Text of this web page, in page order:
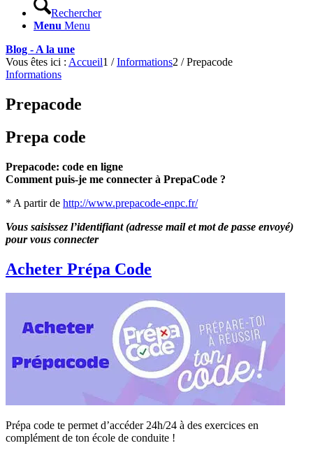
Rechercher
Menu Menu
Blog - A la une
Vous êtes ici : Accueil1 / Informations2 / Prepacode
Informations
Prepacode
Prepa code
Prepacode: code en ligne
Comment puis-je me connecter à PrepaCode ?
* A partir de http://www.prepacode-enpc.fr/
Vous saisissez l’identifiant (adresse mail et mot de passe envoyé)
pour vous connecter
Acheter Prépa Code
Prépa code te permet d’accéder 24h/24 à des exercices en
complément de ton école de conduite !